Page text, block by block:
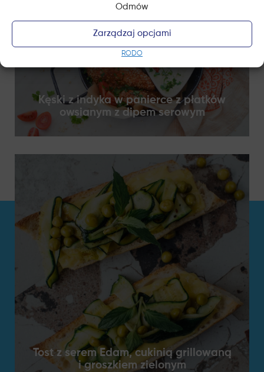
Odmów
Zarządzaj opcjami
RODO
Kęski z indyka w panierce z płatków
owsianym z dipem serowym
Tost z serem Edam, cukinią grillowaną
i groszkiem zielonym